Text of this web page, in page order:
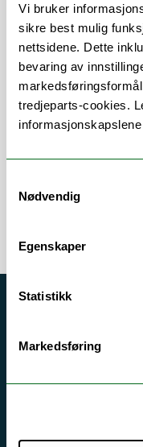
Vi bruker
sikre best mulig
nettsidene. Dette
bevaring av
tredjeparts-cookies.
Nødvendig
Egenskaper
Statistikk
Markedsføring
Om
Publikasjoner
Si ifra!